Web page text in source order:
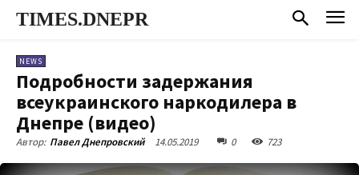
TIMES.DNEPR
NEWS
Подробности задержания
всеукраинского наркодилера в
Днепре (видео)
Автор: Павел Днепровский 14.05.2019 0 723